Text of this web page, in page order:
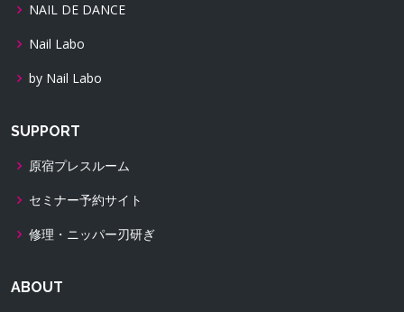
NAIL DE DANCE
Nail Labo
by Nail Labo
SUPPORT
原宿プレスルーム
セミナー予約サイト
修理・ニッパー刃研ぎ
ABOUT